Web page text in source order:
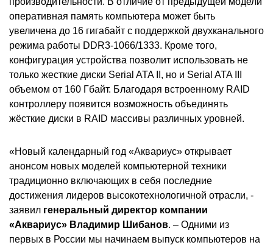
оперативная память компьютера может быть
увеличена до 16 гигабайт с поддержкой двухканального
режима работы DDR3-1066/1333. Кроме того,
конфигурация устройства позволит использовать не
только жесткие диски Serial ATA II, но и Serial ATA III
объемом от 160 Гбайт. Благодаря встроенному RAID
контроллеру появится возможность объединять
жёсткие диски в RAID массивы различных уровней.
«Новый календарный год «Аквариус» открывает
анонсом новых моделей компьютерной техники
традиционно включающих в себя последние
достижения лидеров высокотехнологичной отрасли, -
заявил генеральный директор компании
«Аквариус» Владимир Шибанов. – Одними из
первых в России мы начинаем выпуск компьютеров на